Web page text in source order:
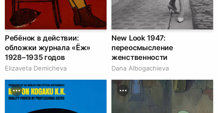
Ребёнок в действии:
обложки журнала «Ёж»
1928–1935 годов
Elizaveta Demicheva
New Look 1947:
переосмысление
женственности
Dana Albogachieva